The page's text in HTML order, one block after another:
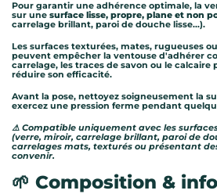
Pour garantir une adhérence optimale, la
sur une surface lisse, propre, plane et non
carrelage brillant, paroi de douche lisse...).
Les surfaces texturées, mates, rugueuses
peuvent empêcher la ventouse d'adhérer
carrelage, les traces de savon ou le
réduire son efficacité.
Avant la pose, nettoyez soigneusement la
exercez une pression ferme pendant
⚠️ Compatible uniquement avec les
(verre, miroir, carrelage brillant, paroi de
carrelages mats, texturés ou présentant
convenir.
🌱 Composition &